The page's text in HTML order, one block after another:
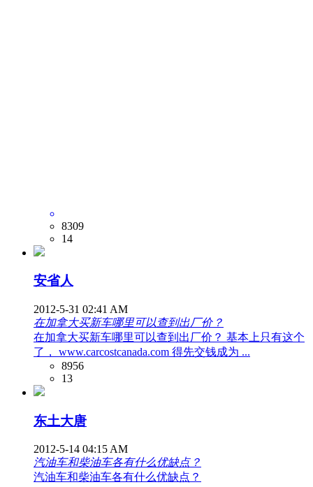
8309
14
安省人
2012-5-31 02:41 AM
在加拿大买新车哪里可以查到出厂价？
在加拿大买新车哪里可以查到出厂价？ 基本上只有这个
了， www.carcostcanada.com 得先交钱成为 ...
8956
13
东土大唐
2012-5-14 04:15 AM
汽油车和柴油车各有什么优缺点？
汽油车和柴油车各有什么优缺点？